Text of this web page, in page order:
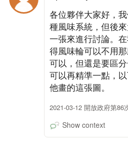
各位夥伴大家好，
種風味系統，但後
一張來進行討論。
得風味輪可以不用
可以，但還是要區
可以再精準一點，
他畫的這張圖。
2021-03-12 開放政府第86
Show context